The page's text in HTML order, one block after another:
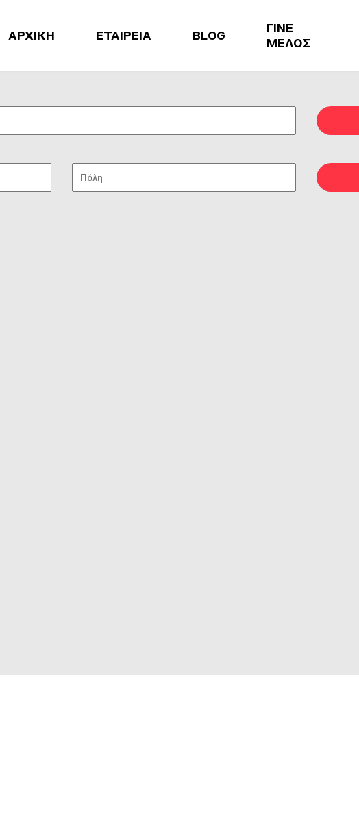
ΑΡΧΙΚΗ ΕΤΑΙΡΕΙΑ BLOG
ΓΙΝΕ
ΜΕΛΟΣ